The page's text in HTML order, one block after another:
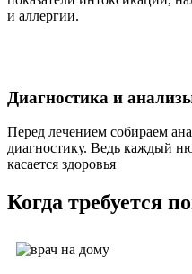
и аллергии.
Диагностика и
Перед лечением собираем
диагностику. Ведь каждый
касается здоровья
Когда требуется